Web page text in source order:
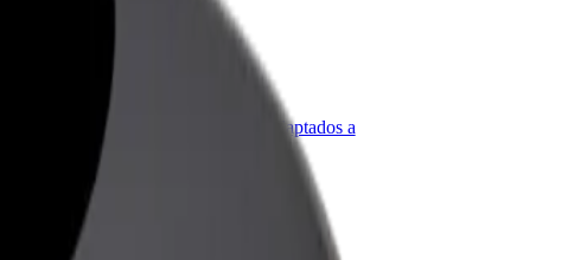
Bolt para empresas
Productos y servicios de Bolt adaptados a
tu empresa